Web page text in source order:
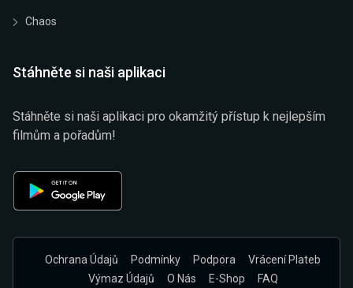
Chaos
Stáhněte si naši aplikaci
Stáhněte si naši aplikaci pro okamžitý přístup k nejlepším
filmům a pořadům!
Ochrana Údajů Podmínky Podpora
Vrácení Plateb
Výmaz Údajů
O Nás E-Shop FAQ